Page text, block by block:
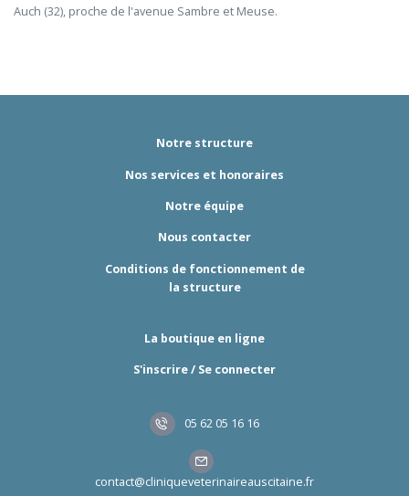
Auch (32), proche de l'avenue Sambre et Meuse.
Notre structure
Nos services et honoraires
Notre équipe
Nous contacter
Conditions de fonctionnement de
la structure
La boutique en ligne
S'inscrire / Se connecter
05 62 05 16 16
contact@cliniqueveterinaireauscitaine.fr